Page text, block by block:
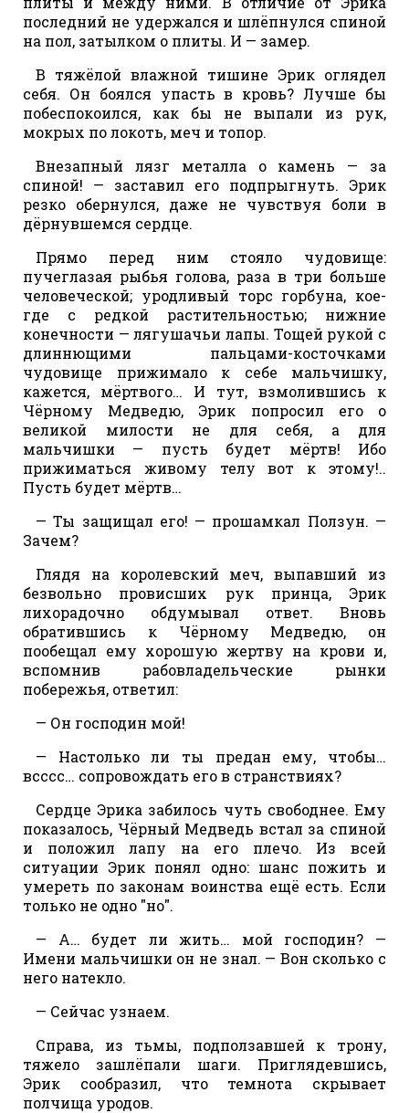
последний не удержался и шлёпнулся спиной
на пол, затылком о плиты. И — замер.
В тяжёлой влажной тишине Эрик оглядел
себя. Он боялся упасть в кровь? Лучше бы
побеспокоился, как бы не выпали из рук,
мокрых по локоть, меч и топор.
Внезапный лязг металла о камень — за
спиной! — заставил его подпрыгнуть. Эрик
резко обернулся, даже не чувствуя боли в
дёрнувшемся сердце.
Прямо перед ним стояло чудовище:
пучеглазая рыбья голова, раза в три больше
человеческой; уродливый торс горбуна, кое-
где с редкой растительностью; нижние
конечности — лягушачьи лапы. Тощей рукой с
длиннющими пальцами-косточками
чудовище прижимало к себе мальчишку,
кажется, мёртвого… И тут, взмолившись к
Чёрному Медведю, Эрик попросил его о
великой милости не для себя, а для
мальчишки — пусть будет мёртв! Ибо
прижиматься живому телу вот к этому!..
Пусть будет мёртв…
— Ты защищал его! — прошамкал Ползун. —
Зачем?
Глядя на королевский меч, выпавший из
безвольно провисших рук принца, Эрик
лихорадочно обдумывал ответ. Вновь
обратившись к Чёрному Медведю, он
пообещал ему хорошую жертву на крови и,
вспомнив рабовладельческие рынки
побережья, ответил:
— Он господин мой!
— Настолько ли ты предан ему, чтобы…
всссс… сопровождать его в странствиях?
Сердце Эрика забилось чуть свободнее. Ему
показалось, Чёрный Медведь встал за спиной
и положил лапу на его плечо. Из всей
ситуации Эрик понял одно: шанс пожить и
умереть по законам воинства ещё есть. Если
только не одно "но".
— А… будет ли жить… мой господин? —
Имени мальчишки он не знал. — Вон сколько с
него натекло.
— Сейчас узнаем.
Справа, из тьмы, подползавшей к трону,
тяжело зашлёпали шаги. Приглядевшись,
Эрик сообразил, что темнота скрывает
полчища уродов.